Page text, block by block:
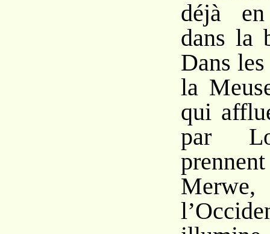
déjà en
dans la
Dans
la
qui
par